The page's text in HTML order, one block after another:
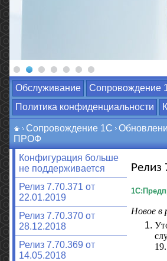
Обслуживание Сопровождение
Политика конфиденциальности
Сопровождение 1С
ПРОФ
Конфигурация больше
не поддерживается
Релиз 7.70.371 от
22.01.2019
Релиз 7.70.370 от
28.12.2018
Релиз 7.70.369 от
14.05.2018
Релиз
Новое в